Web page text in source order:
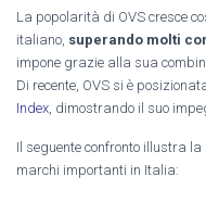
La popolarità di OVS cresce
italiano, superando molti
impone grazie alla sua
Di recente, OVS si è
Index , dimostrando il suo
Il seguente confronto illustra
marchi importanti in Italia: